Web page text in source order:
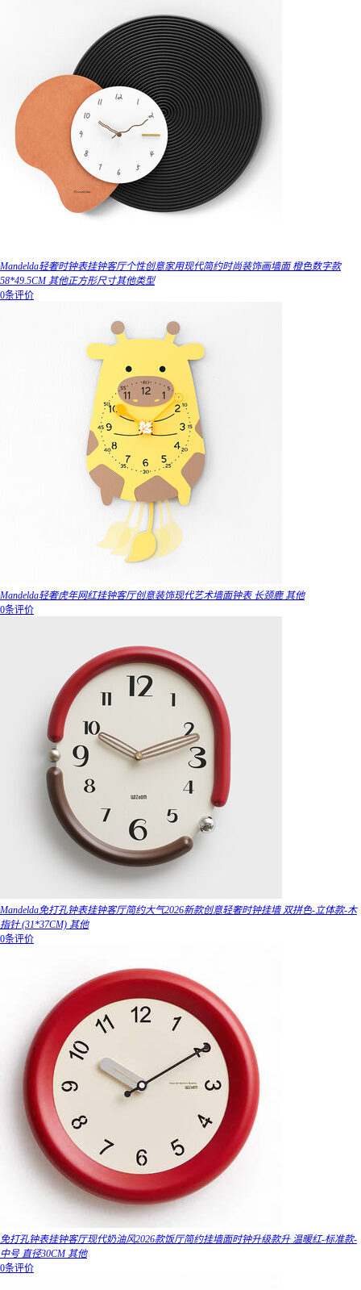
Mandelda轻奢时钟表挂钟客厅个性创意家用现代简约时尚装饰画墙面 橙色数字款
58*49.5CM 其他正方形尺寸其他类型
0条评价
Mandelda轻奢虎年网红挂钟客厅创意装饰现代艺术墙面钟表 长颈鹿 其他
0条评价
Mandelda免打孔钟表挂钟客厅简约大气2026新款创意轻奢时钟挂墙 双拼色-立体款-木
指针 (31*37CM) 其他
0条评价
免打孔钟表挂钟客厅现代奶油风2026款饭厅简约挂墙面时钟升级款升 温暖红-标准款-
中号 直径30CM 其他
0条评价